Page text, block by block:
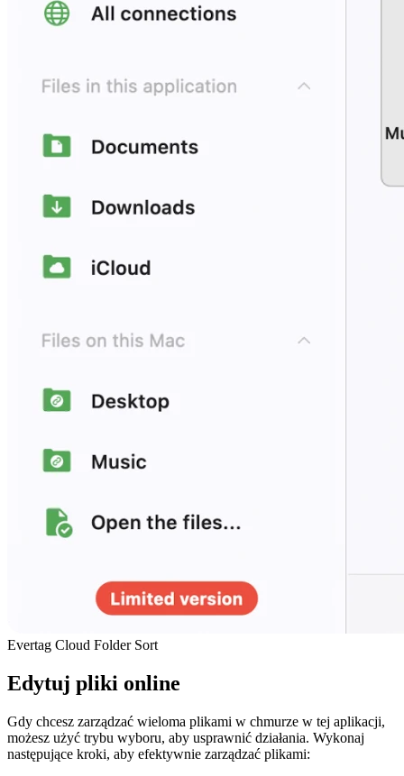
Evertag Cloud Folder Sort
Edytuj pliki online
Gdy chcesz zarządzać wieloma plikami w chmurze w tej aplikacji,
możesz użyć trybu wyboru, aby usprawnić działania. Wykonaj
następujące kroki, aby efektywnie zarządzać plikami: